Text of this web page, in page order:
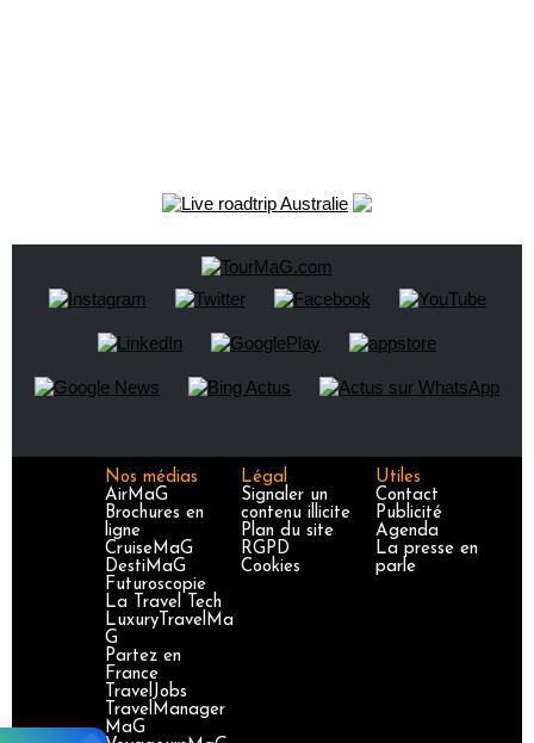
Nos médias
AirMaG
Brochures en
ligne
CruiseMaG
DestiMaG
Futuroscopie
La Travel Tech
LuxuryTravelMa
G
Partez en
France
TravelJobs
TravelManager
MaG
Légal
Signaler un
contenu illicite
Plan du site
RGPD
Cookies
Utiles
Contact
Publicité
Agenda
La presse en
parle